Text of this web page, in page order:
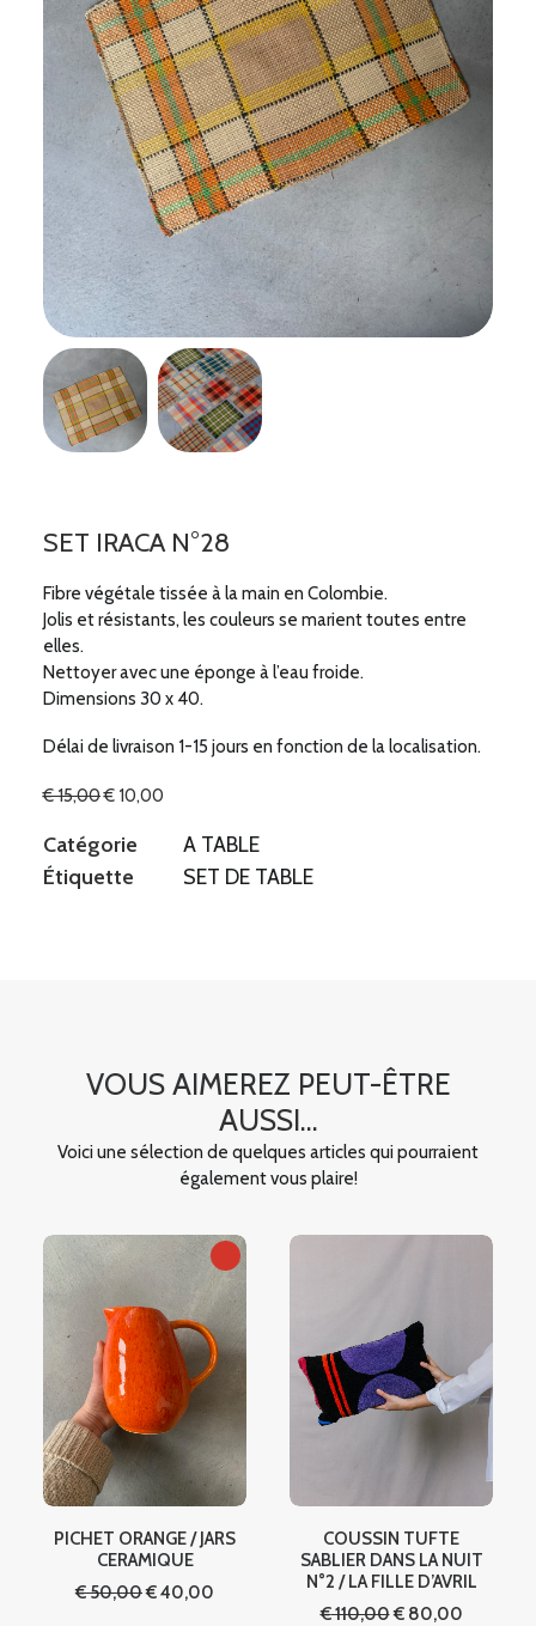
SET IRACA N°28
Fibre végétale tissée à la main en Colombie.
Jolis et résistants, les couleurs se marient toutes entre
elles.
Nettoyer avec une éponge à l’eau froide.
Dimensions 30 x 40.
Délai de livraison 1-15 jours en fonction de la localisation.
€15,00Le
initial
était :
€ 15,00.
€ 10,00
actuel
est :
€ 10,00.
Catégorie
A TABLE
Étiquette
SET DE TABLE
VOUS AIMEREZ PEUT-ÊTRE
AUSSI...
Voici une sélection de quelques articles qui pourraient
également vous plaire!
PICHET ORANGE / JARS
CERAMIQUE
€50,00Le
€40,00
COUSSIN TUFTE
SABLIER DANS LA NUIT
N°2 / LA FILLE D’AVRIL
€110,00Le
€80,00Le